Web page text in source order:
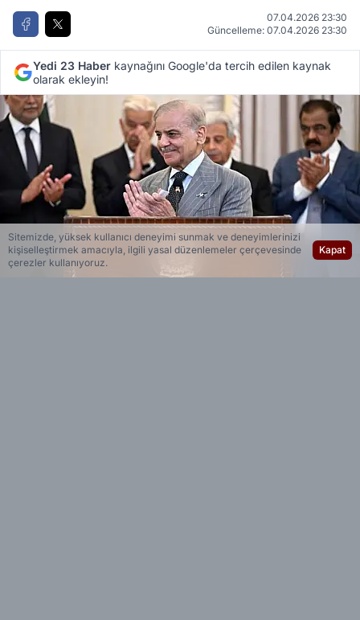
07.04.2026 23:30
Güncelleme: 07.04.2026 23:30
Yedi 23 Haber kaynağını Google'da tercih edilen kaynak
olarak ekleyin!
Sitemizde, yüksek kullanıcı deneyimi sunmak ve deneyimlerinizi
kişiselleştirmek amacıyla, ilgili yasal düzenlemeler çerçevesinde
çerezler kullanıyoruz.
Kapat